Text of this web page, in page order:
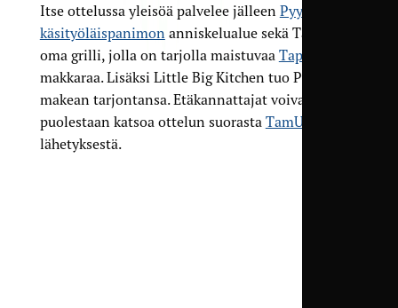
Itse ottelussa yleisöä palvelee jälleen Pyynikin
käsityöläispanimon anniskelualue sekä TamUn
oma grilli, jolla on tarjolla maistuvaa Tapolan
makkaraa. Lisäksi Little Big Kitchen tuo Pyynikille
makean tarjontansa. Etäkannattajat voivat
puolestaan katsoa ottelun suorasta TamU-TV
lähetyksestä.